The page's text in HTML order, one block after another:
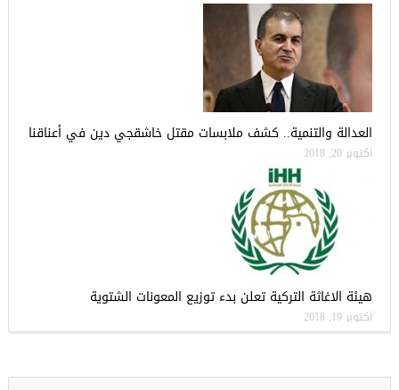
العدالة والتنمية.. كشف ملابسات مقتل خاشقجي دين في أعناقنا
أكتوبر 20, 2018
هيئة الاغاثة التركية تعلن بدء توزيع المعونات الشتوية
أكتوبر 19, 2018